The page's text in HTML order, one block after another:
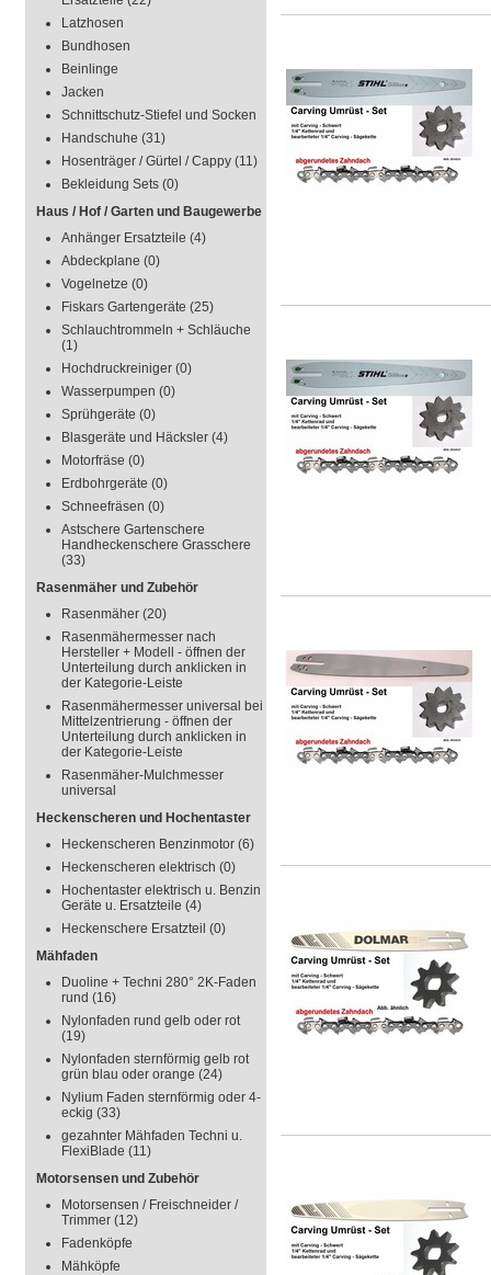
Latzhosen
Bundhosen
Beinlinge
Jacken
Schnittschutz-Stiefel und Socken
Handschuhe (31)
Hosenträger / Gürtel / Cappy (11)
Bekleidung Sets (0)
Haus / Hof / Garten und Baugewerbe
Anhänger Ersatzteile (4)
Abdeckplane (0)
Vogelnetze (0)
Fiskars Gartengeräte (25)
Schlauchtrommeln + Schläuche
(1)
Hochdruckreiniger (0)
Wasserpumpen (0)
Sprühgeräte (0)
Blasgeräte und Häcksler (4)
Motorfräse (0)
Erdbohrgeräte (0)
Schneefräsen (0)
Astschere Gartenschere
Handheckenschere Grasschere
(33)
Rasenmäher und Zubehör
Rasenmäher (20)
Rasenmähermesser nach
Hersteller + Modell - öffnen der
Unterteilung durch anklicken in
der Kategorie-Leiste
Rasenmähermesser universal bei
Mittelzentrierung - öffnen der
Unterteilung durch anklicken in
der Kategorie-Leiste
Rasenmäher-Mulchmesser
universal
Heckenscheren und Hochentaster
Heckenscheren Benzinmotor (6)
Heckenscheren elektrisch (0)
Hochentaster elektrisch u. Benzin
Geräte u. Ersatzteile (4)
Heckenschere Ersatzteil (0)
Mähfaden
Duoline + Techni 280° 2K-Faden
rund (16)
Nylonfaden rund gelb oder rot
(19)
Nylonfaden sternförmig gelb rot
grün blau oder orange (24)
Nylium Faden sternförmig oder 4-
eckig (33)
gezahnter Mähfaden Techni u.
FlexiBlade (11)
Motorsensen und Zubehör
Motorsensen / Freischneider /
Trimmer (12)
Fadenköpfe
Mähköpfe